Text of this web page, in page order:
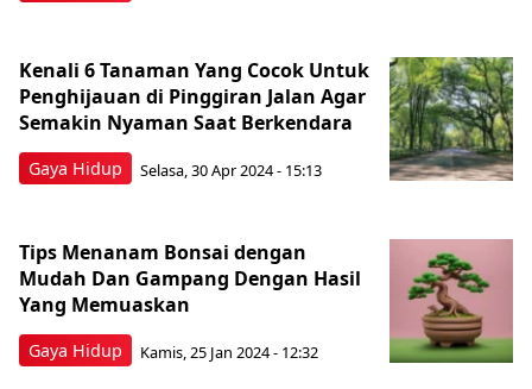
Gaya Hidup
Kenali 6 Tanaman Yang Cocok Untuk
Penghijauan di Pinggiran Jalan Agar
Semakin Nyaman Saat Berkendara
Selasa, 30 Apr 2024 - 15:13
Gaya Hidup
Tips Menanam Bonsai dengan
Mudah Dan Gampang Dengan Hasil
Yang Memuaskan
Kamis, 25 Jan 2024 - 12:32